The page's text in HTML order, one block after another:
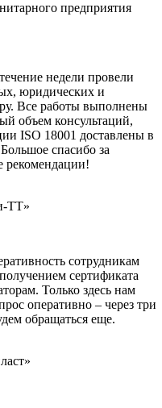
предприятия
недели провели
юридических и
Все работы выполнены
объем консультаций,
ISO 18001 доставлены в
спасибо за
рекомендации!
ТТ»
сотрудникам
сертификата
Только здесь нам
оперативно – через три
обращаться еще.